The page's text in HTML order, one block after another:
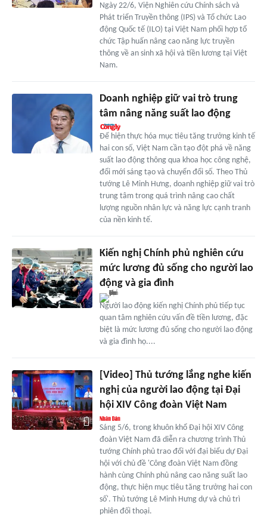
Ngày 22/6, Viện Nghiên cứu Chính sách và
Phát triển Truyền thông (IPS) và Tổ chức Lao
động Quốc tế (ILO) tại Việt Nam phối hợp tổ
chức Tập huấn nâng cao năng lực truyền
thông về an sinh xã hội và tiền lương tại Việt
Nam.
Doanh nghiệp giữ vai trò trung
tâm nâng năng suất lao động
Để hiện thực hóa mục tiêu tăng trưởng kinh tế
hai con số, Việt Nam cần tạo đột phá về năng
suất lao động thông qua khoa học công nghệ,
đổi mới sáng tạo và chuyển đổi số. Theo Thủ
tướng Lê Minh Hưng, doanh nghiệp giữ vai trò
trung tâm trong quá trình nâng cao chất
lượng nguồn nhân lực và năng lực cạnh tranh
của nền kinh tế.
Kiến nghị Chính phủ nghiên cứu
mức lương đủ sống cho người lao
động và gia đình
Người lao động kiến nghị Chính phủ tiếp tục
quan tâm nghiên cứu vấn đề tiền lương, đặc
biệt là mức lương đủ sống cho người lao động
và gia đình họ....
[Video] Thủ tướng lắng nghe kiến
nghị của người lao động tại Đại
hội XIV Công đoàn Việt Nam
Sáng 5/6, trong khuôn khổ Đại hội XIV Công
đoàn Việt Nam đã diễn ra chương trình Thủ
tướng Chính phủ trao đổi với đại biểu dự Đại
hội với chủ đề 'Công đoàn Việt Nam đồng
hành cùng Chính phủ nâng cao năng suất lao
động, thực hiện mục tiêu tăng trưởng hai con
số'. Thủ tướng Lê Minh Hưng dự và chủ trì
phiên đối thoại.